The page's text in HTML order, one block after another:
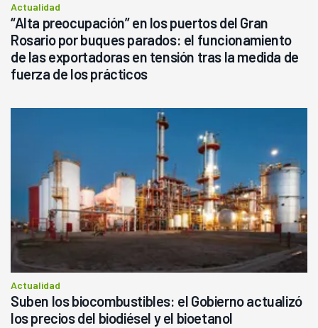
Actualidad
“Alta preocupación” en los puertos del Gran
Rosario por buques parados: el funcionamiento
de las exportadoras en tensión tras la medida de
fuerza de los prácticos
Actualidad
Suben los biocombustibles: el Gobierno actualizó
los precios del biodiésel y el bioetanol